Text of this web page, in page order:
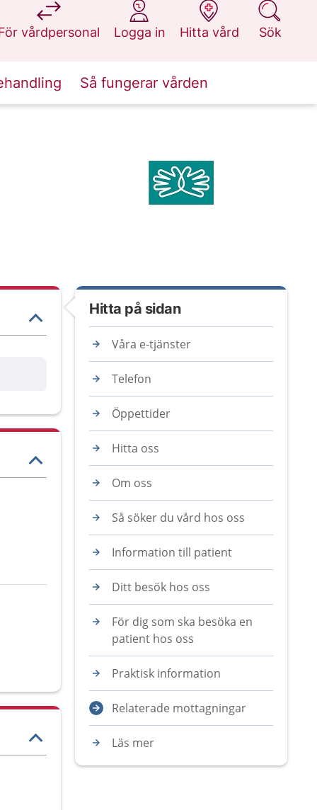
vårdpersonal
på 1177.se
Logga in
på 1177.se
Hitta vård
på 1177.se
Sök
på 1177.se
Så fungerar vården
Hitta på sidan
Våra e-tjänster
Telefon
Öppettider
Hitta oss
Om oss
Så söker du vård hos oss
Information till patient
Ditt besök hos oss
För dig som ska besöka en
patient hos oss
Praktisk information
Relaterade mottagningar
Läs mer